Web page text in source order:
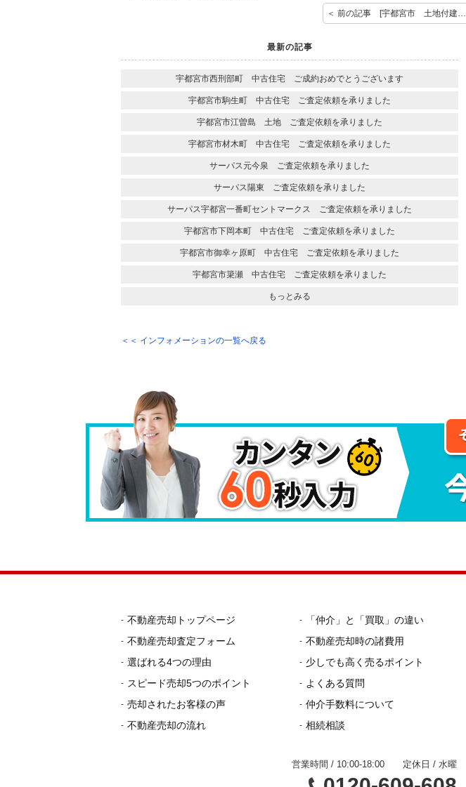
＜ 前の記事 [宇都宮市 土地付建物 ご成約おめでとうございます。]
最新の記事
宇都宮市西刑部町 中古住宅 ご成約おめでとうございます
宇都宮市駒生町 中古住宅 ご査定依頼を承りました
宇都宮市江曽島 土地 ご査定依頼を承りました
宇都宮市材木町 中古住宅 ご査定依頼を承りました
サーパス元今泉 ご査定依頼を承りました
サーパス陽東 ご査定依頼を承りました
サーパス宇都宮一番町セントマークス ご査定依頼を承りました
宇都宮市下岡本町 中古住宅 ご査定依頼を承りました
宇都宮市御幸ヶ原町 中古住宅 ご査定依頼を承りました
宇都宮市簗瀬 中古住宅 ご査定依頼を承りました
もっとみる
＜＜ インフォメーションの一覧へ戻る
不動産売却トップページ
不動産売却査定フォーム
選ばれる4つの理由
スピード売却5つのポイント
売却されたお客様の声
不動産売却の流れ
「仲介」と「買取」の違い
不動産売却時の諸費用
少しでも高く売るポイント
よくある質問
仲介手数料について
相続相談
営業時間 / 10:00-18:00 定休日 / 水曜